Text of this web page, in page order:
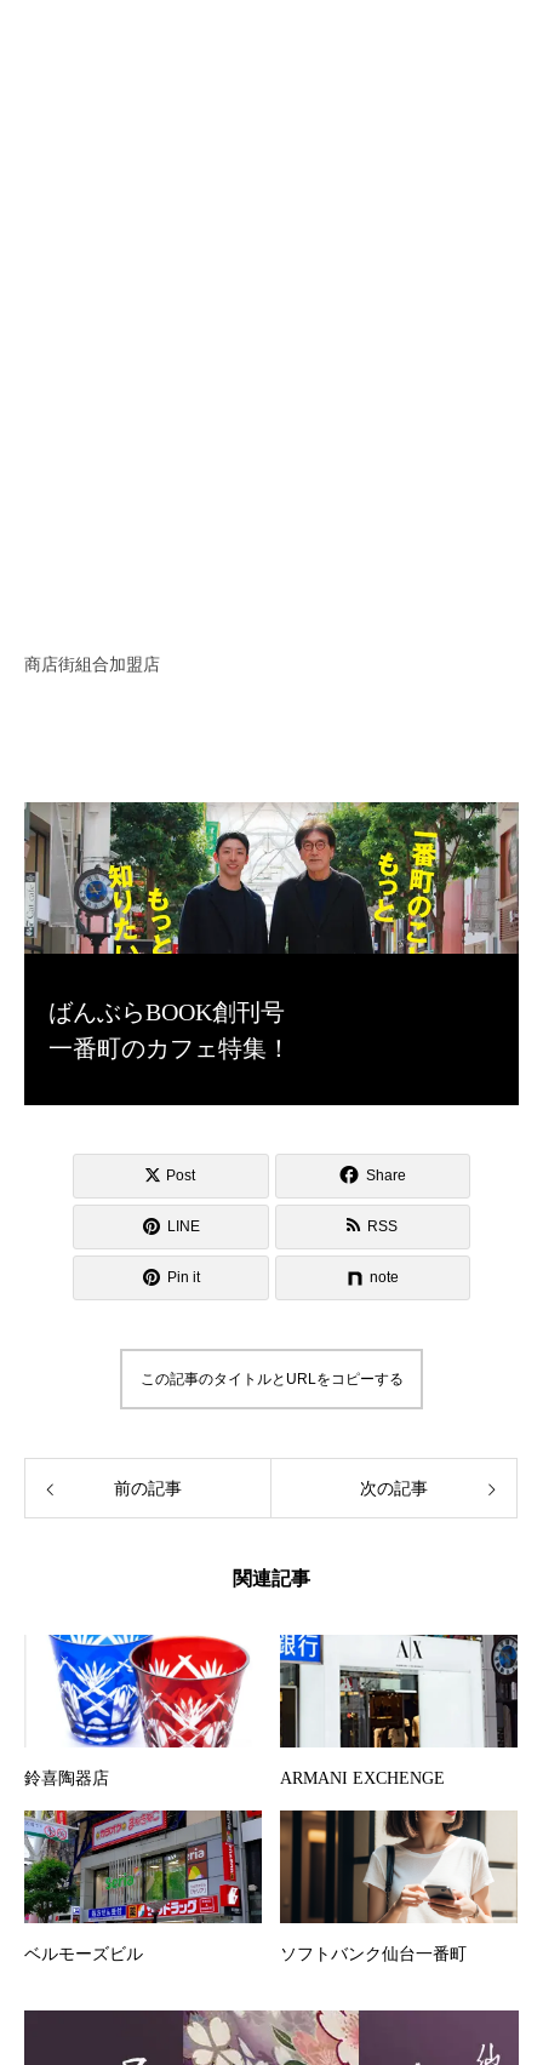
商店街組合加盟店
ばんぶらBOOK創刊号
一番町のカフェ特集！
Post Share
LINE RSS
Pin it note
この記事のタイトルとURLをコピーする
前の記事 次の記事
関連記事
鈴喜陶器店 ARMANI EXCHENGE
ベルモーズビル ソフトバンク仙台一番町